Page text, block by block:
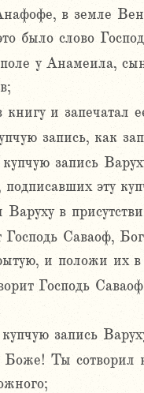
в земле
было слово
у Анамеила,
книгу и запечатал
запись, как
купчую запись
подписавших эту
Варуху в
Господь Саваоф,
и положи их
Господь
запись
Боже! Ты